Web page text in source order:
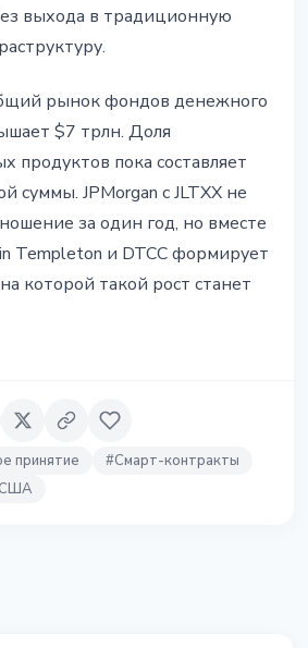
выхода в традиционную
рынок фондов денежного
$7 трлн. Доля
продуктов пока составляет
суммы. JPMorgan с JLTXX не
за один год, но вместе
Templeton и DTCC формирует
которой такой рост станет
принятие #Смарт-контракты
США